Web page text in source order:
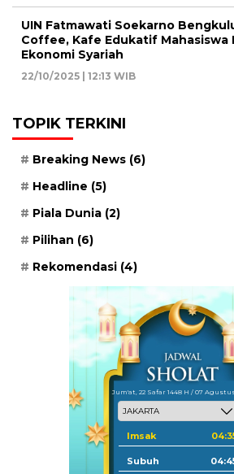
UIN Fatmawati Soekarno
Coffee, Kafe Edukatif Mahasiswa
Ekonomi Syariah
22/10/2025 | 12:13 WIB
TOPIK TERKINI
Breaking News (6)
Headline (5)
Piala Dunia (2)
Pilihan (6)
Rekomendasi (4)
Jum'at, 22 Safar 1448 H / 07
Imsak
Subuh